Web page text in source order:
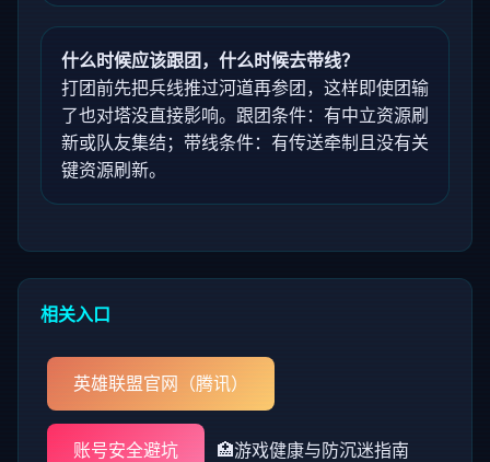
什么时候应该跟团，什么时候去带线？
打团前先把兵线推过河道再参团，这样即使团输
了也对塔没直接影响。跟团条件：有中立资源刷
新或队友集结；带线条件：有传送牵制且没有关
键资源刷新。
相关入口
英雄联盟官网（腾讯）
账号安全避坑 🏥游戏健康与防沉迷指南